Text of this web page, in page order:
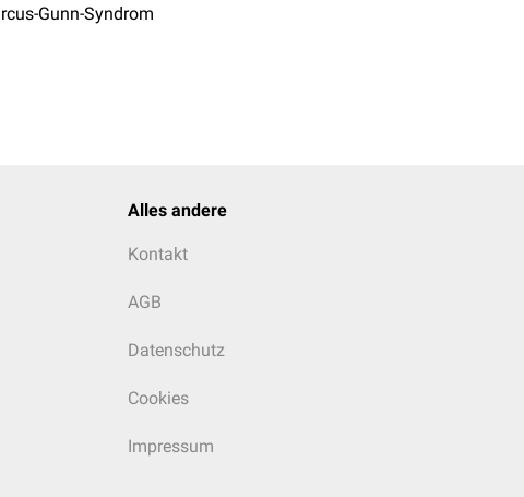
Gunn-Syndrom
Alles andere
Kontakt
AGB
Datenschutz
Cookies
Impressum